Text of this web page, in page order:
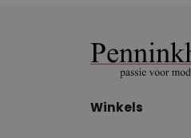
Winkels